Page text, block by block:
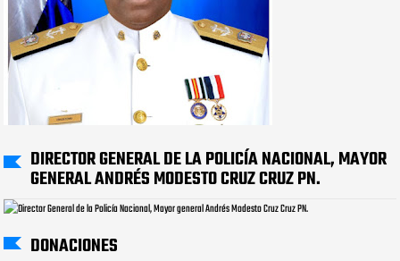
DIRECTOR GENERAL DE LA POLICÍA NACIONAL, MAYOR
GENERAL ANDRÉS MODESTO CRUZ CRUZ PN.
DONACIONES